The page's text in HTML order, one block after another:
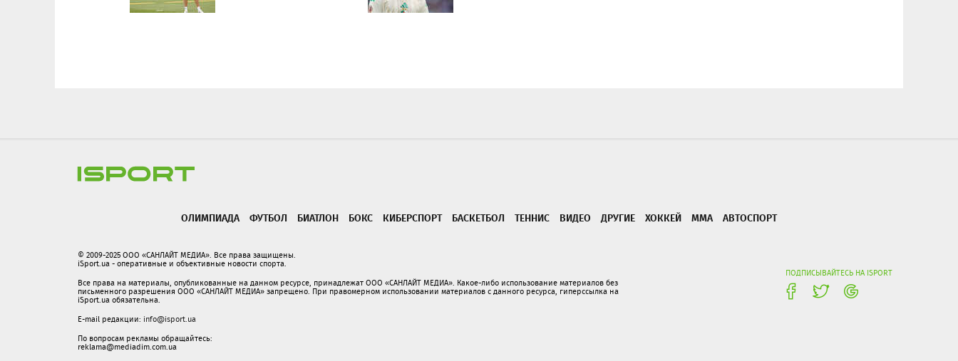
ОЛИМПИАДА ФУТБОЛ БИАТЛОН БОКС КИБЕРСПОРТ БАСКЕТБОЛ ТЕННИС ВИДЕО ДРУГИЕ ХОККЕЙ ММА АВТОСПОРТ
ПОДПИСЫВАЙТЕСЬ НА ISPORT
© 2009-2025 ООО «САНЛАЙТ МЕДИА». Все права защищены.
iSport.ua - оперативные и объективные новости спорта.
Все права на материалы, опубликованные на данном ресурсе, принадлежат ООО «САНЛАЙТ МЕДИА». Какое-либо использование материалов без
письменного разрешения ООО «САНЛАЙТ МЕДИА» запрещено. При правомерном использовании материалов с данного ресурса, гиперссылка на
iSport.ua обязательна.
E-mail редакции: info@isport.ua
По вопросам рекламы обращайтесь:
reklama@mediadim.com.ua